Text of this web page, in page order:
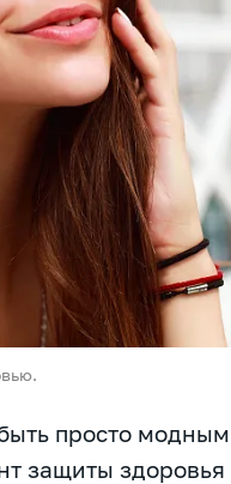
просто
защиты здоровья